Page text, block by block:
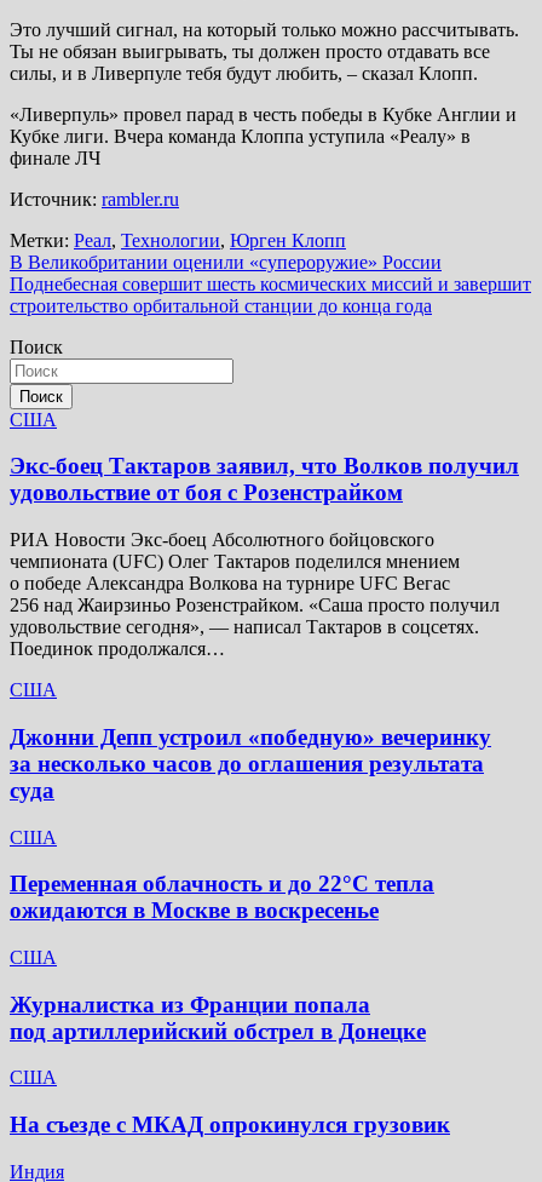
Это лучший сигнал, на который только можно рассчитывать.
Ты не обязан выигрывать, ты должен просто отдавать все
силы, и в Ливерпуле тебя будут любить, – сказал Клопп.
«Ливерпуль» провел парад в честь победы в Кубке Англии и
Кубке лиги. Вчера команда Клоппа уступила «Реалу» в
финале ЛЧ
Источник: rambler.ru
Метки: Реал, Технологии, Юрген Клопп
Навигация
по
В Великобритании оценили «супероружие» России
Поднебесная совершит шесть космических миссий и завершит
строительство орбитальной станции до конца года
Поиск
Поиск
США
Экс-боец Тактаров заявил, что Волков получил
удовольствие от боя с Розенстрайком
РИА Новости Экс-боец Абсолютного бойцовского
чемпионата (UFC) Олег Тактаров поделился мнением
о победе Александра Волкова на турнире UFC Вегас
256 над Жаирзиньо Розенстрайком. «Саша просто получил
удовольствие сегодня», — написал Тактаров в соцсетях.
Поединок продолжался…
США
Джонни Депп устроил «победную» вечеринку
за несколько часов до оглашения результата
суда
США
Переменная облачность и до 22°C тепла
ожидаются в Москве в воскресенье
США
Журналистка из Франции попала
под артиллерийский обстрел в Донецке
США
На съезде с МКАД опрокинулся грузовик
Индия